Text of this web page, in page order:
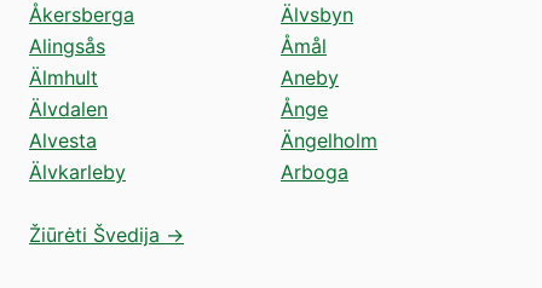
Åkersberga
Alingsås
Älmhult
Älvdalen
Alvesta
Älvkarleby
Älvsbyn
Åmål
Aneby
Ånge
Ängelholm
Arboga
Žiūrėti Švedija →